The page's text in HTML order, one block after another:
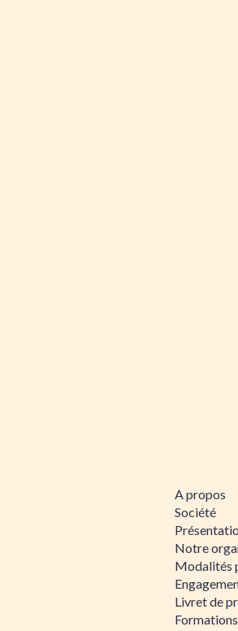
A propos
Société
Notre
Modalités
Livret de